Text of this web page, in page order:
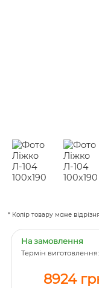
* Колір товару може
На замовлення
Термін
8924